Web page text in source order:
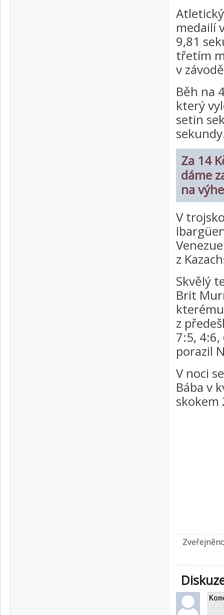
medailí
9,81
třetím
v
Běh na
který
setin
Za 14
dáme
na
V
z
Skvělý
Brit
z
7:5,
porazil
V noci
Bába v
skokem